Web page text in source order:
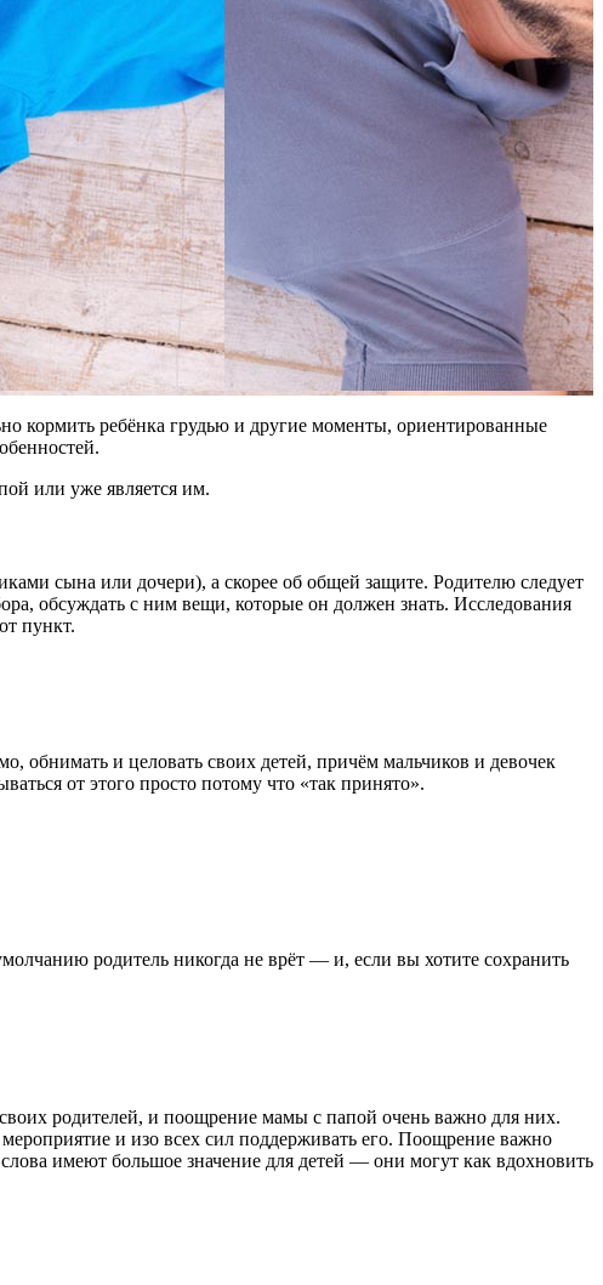
кормить ребёнка грудью и другие моменты, ориентированные
или уже является им.
сына или дочери), а скорее об общей защите. Родителю следует
обсуждать с ним вещи, которые он должен знать. Исследования
пункт.
обнимать и целовать своих детей, причём мальчиков и девочек
от этого просто потому что «так принято».
родитель никогда не врёт — и, если вы хотите сохранить
родителей, и поощрение мамы с папой очень важно для них.
мероприятие и изо всех сил поддерживать его. Поощрение важно
имеют большое значение для детей — они могут как вдохновить